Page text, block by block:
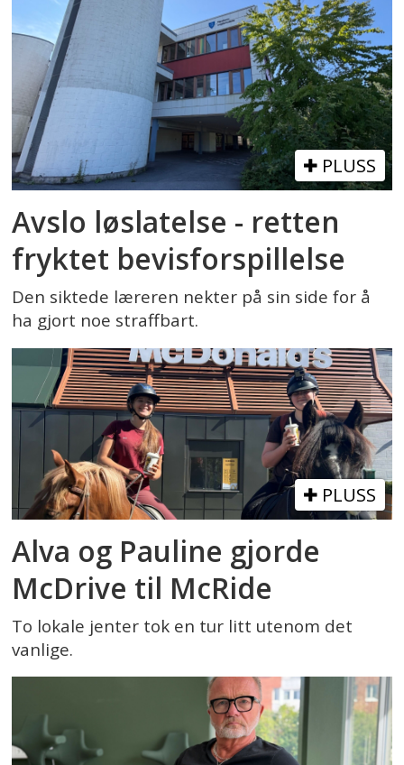
PLUSS
Avslo løslatelse - retten
fryktet bevisforspillelse
Den siktede læreren nekter på sin side for å
ha gjort noe straffbart.
PLUSS
Alva og Pauline gjorde
McDrive til McRide
To lokale jenter tok en tur litt utenom det
vanlige.